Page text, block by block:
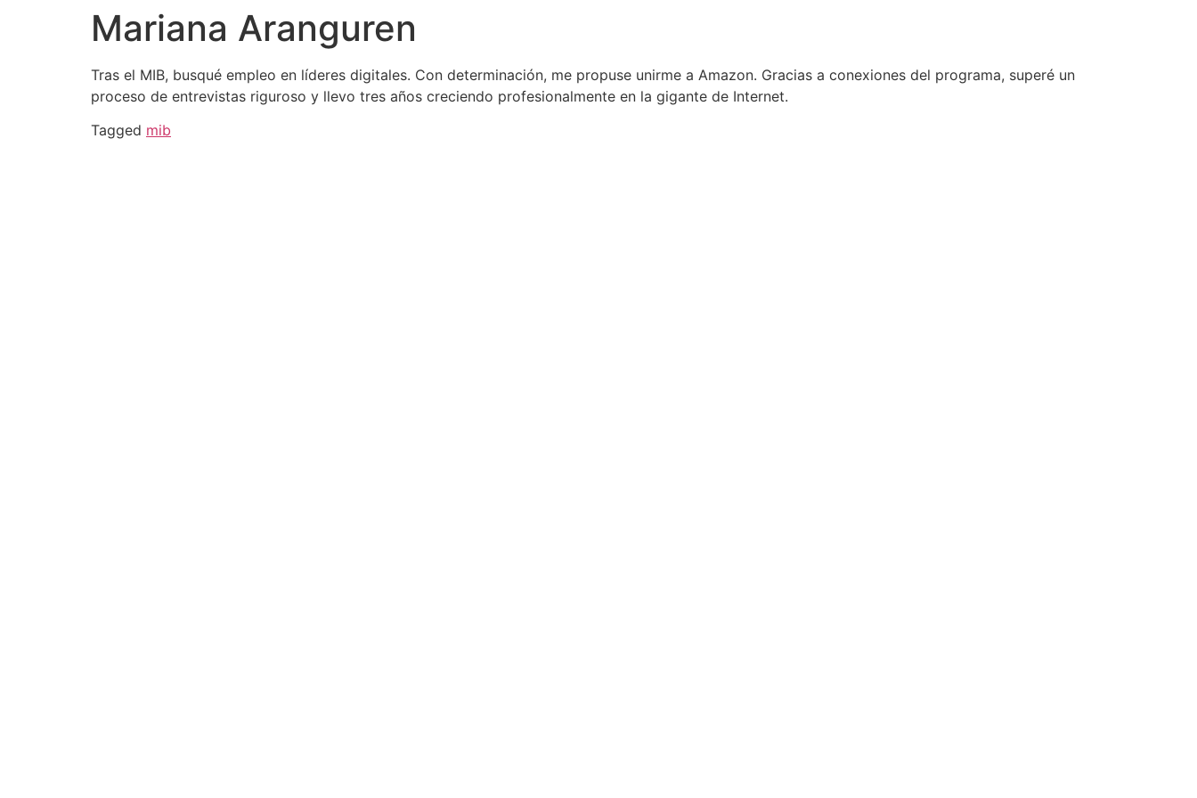
Mariana Aranguren
Tras el MIB, busqué empleo en líderes digitales. Con determinación, me propuse unirme a Amazon. Gracias a conexiones del programa, superé un
proceso de entrevistas riguroso y llevo tres años creciendo profesionalmente en la gigante de Internet.
Tagged mib